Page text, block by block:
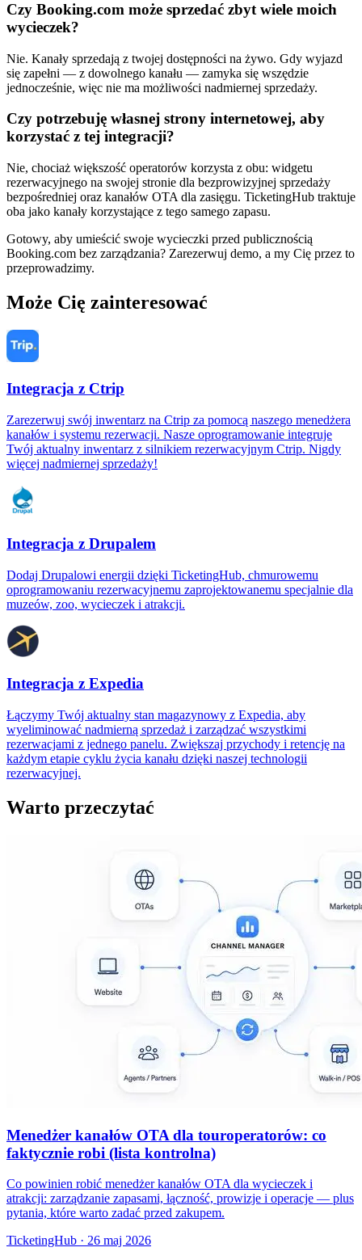
Czy Booking.com może sprzedać zbyt wiele moich
wycieczek?
Nie. Kanały sprzedają z twojej dostępności na żywo. Gdy wyjazd
się zapełni — z dowolnego kanału — zamyka się wszędzie
jednocześnie, więc nie ma możliwości nadmiernej sprzedaży.
Czy potrzebuję własnej strony internetowej, aby
korzystać z tej integracji?
Nie, chociaż większość operatorów korzysta z obu: widgetu
rezerwacyjnego na swojej stronie dla bezprowizyjnej sprzedaży
bezpośredniej oraz kanałów OTA dla zasięgu. TicketingHub traktuje
oba jako kanały korzystające z tego samego zapasu.
Gotowy, aby umieścić swoje wycieczki przed publicznością
Booking.com bez zarządzania? Zarezerwuj demo, a my Cię przez to
przeprowadzimy.
Może Cię zainteresować
Integracja z Ctrip
Zarezerwuj swój inwentarz na Ctrip za pomocą naszego menedżera
kanałów i systemu rezerwacji. Nasze oprogramowanie integruje
Twój aktualny inwentarz z silnikiem rezerwacyjnym Ctrip. Nigdy
więcej nadmiernej sprzedaży!
Integracja z Drupalem
Dodaj Drupalowi energii dzięki TicketingHub, chmurowemu
oprogramowaniu rezerwacyjnemu zaprojektowanemu specjalnie dla
muzeów, zoo, wycieczek i atrakcji.
Integracja z Expedia
Łączymy Twój aktualny stan magazynowy z Expedia, aby
wyeliminować nadmierną sprzedaż i zarządzać wszystkimi
rezerwacjami z jednego panelu. Zwiększaj przychody i retencję na
każdym etapie cyklu życia kanału dzięki naszej technologii
rezerwacyjnej.
Warto przeczytać
Menedżer kanałów OTA dla touroperatorów: co
faktycznie robi (lista kontrolna)
Co powinien robić menedżer kanałów OTA dla wycieczek i
atrakcji: zarządzanie zapasami, łączność, prowizje i operacje — plus
pytania, które warto zadać przed zakupem.
TicketingHub · 26 maj 2026